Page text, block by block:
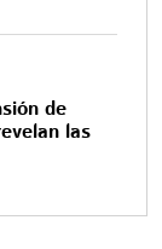
de
las